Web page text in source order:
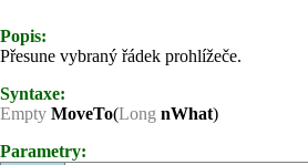
Popis:
Přesune vybraný řádek prohlížeče.
Syntaxe:
Empty MoveTo(Long nWhat)
Parametry: